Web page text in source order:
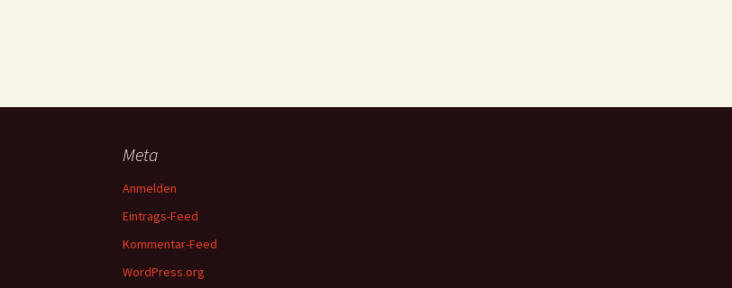
Meta
Anmelden
Eintrags-Feed
Kommentar-Feed
WordPress.org